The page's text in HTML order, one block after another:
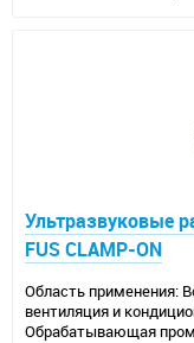
Ультразвуковые
FUS CLAMP-ON
Область применения:
вентиляция и
Обрабатывающая